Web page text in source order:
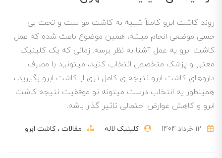
روند کاشت ابرو کاملاً شبیه به کاشت مو ست و تحت بی
حسی موضعی انجام میشه، همین موضوع باعث شده که عمل
کاشت ابرو یه عمل آشنا به نظر برسه. زمانی که یک کلینیک
معتبر و پزشک متخصص انتخاب کنید، میتونید با مصرف
داروهای کاشت ابرو نتیجه ی کامل تری از کاشت ابرو بگیرید ،
همینطور یه انتخاب درست میتونه تو موفقیت نتیجه کاشت
ابرو و کاهش عوارض احتمالی تاثیر گذار باشه.
کلینیک لاله مقالات کاشت ابرو